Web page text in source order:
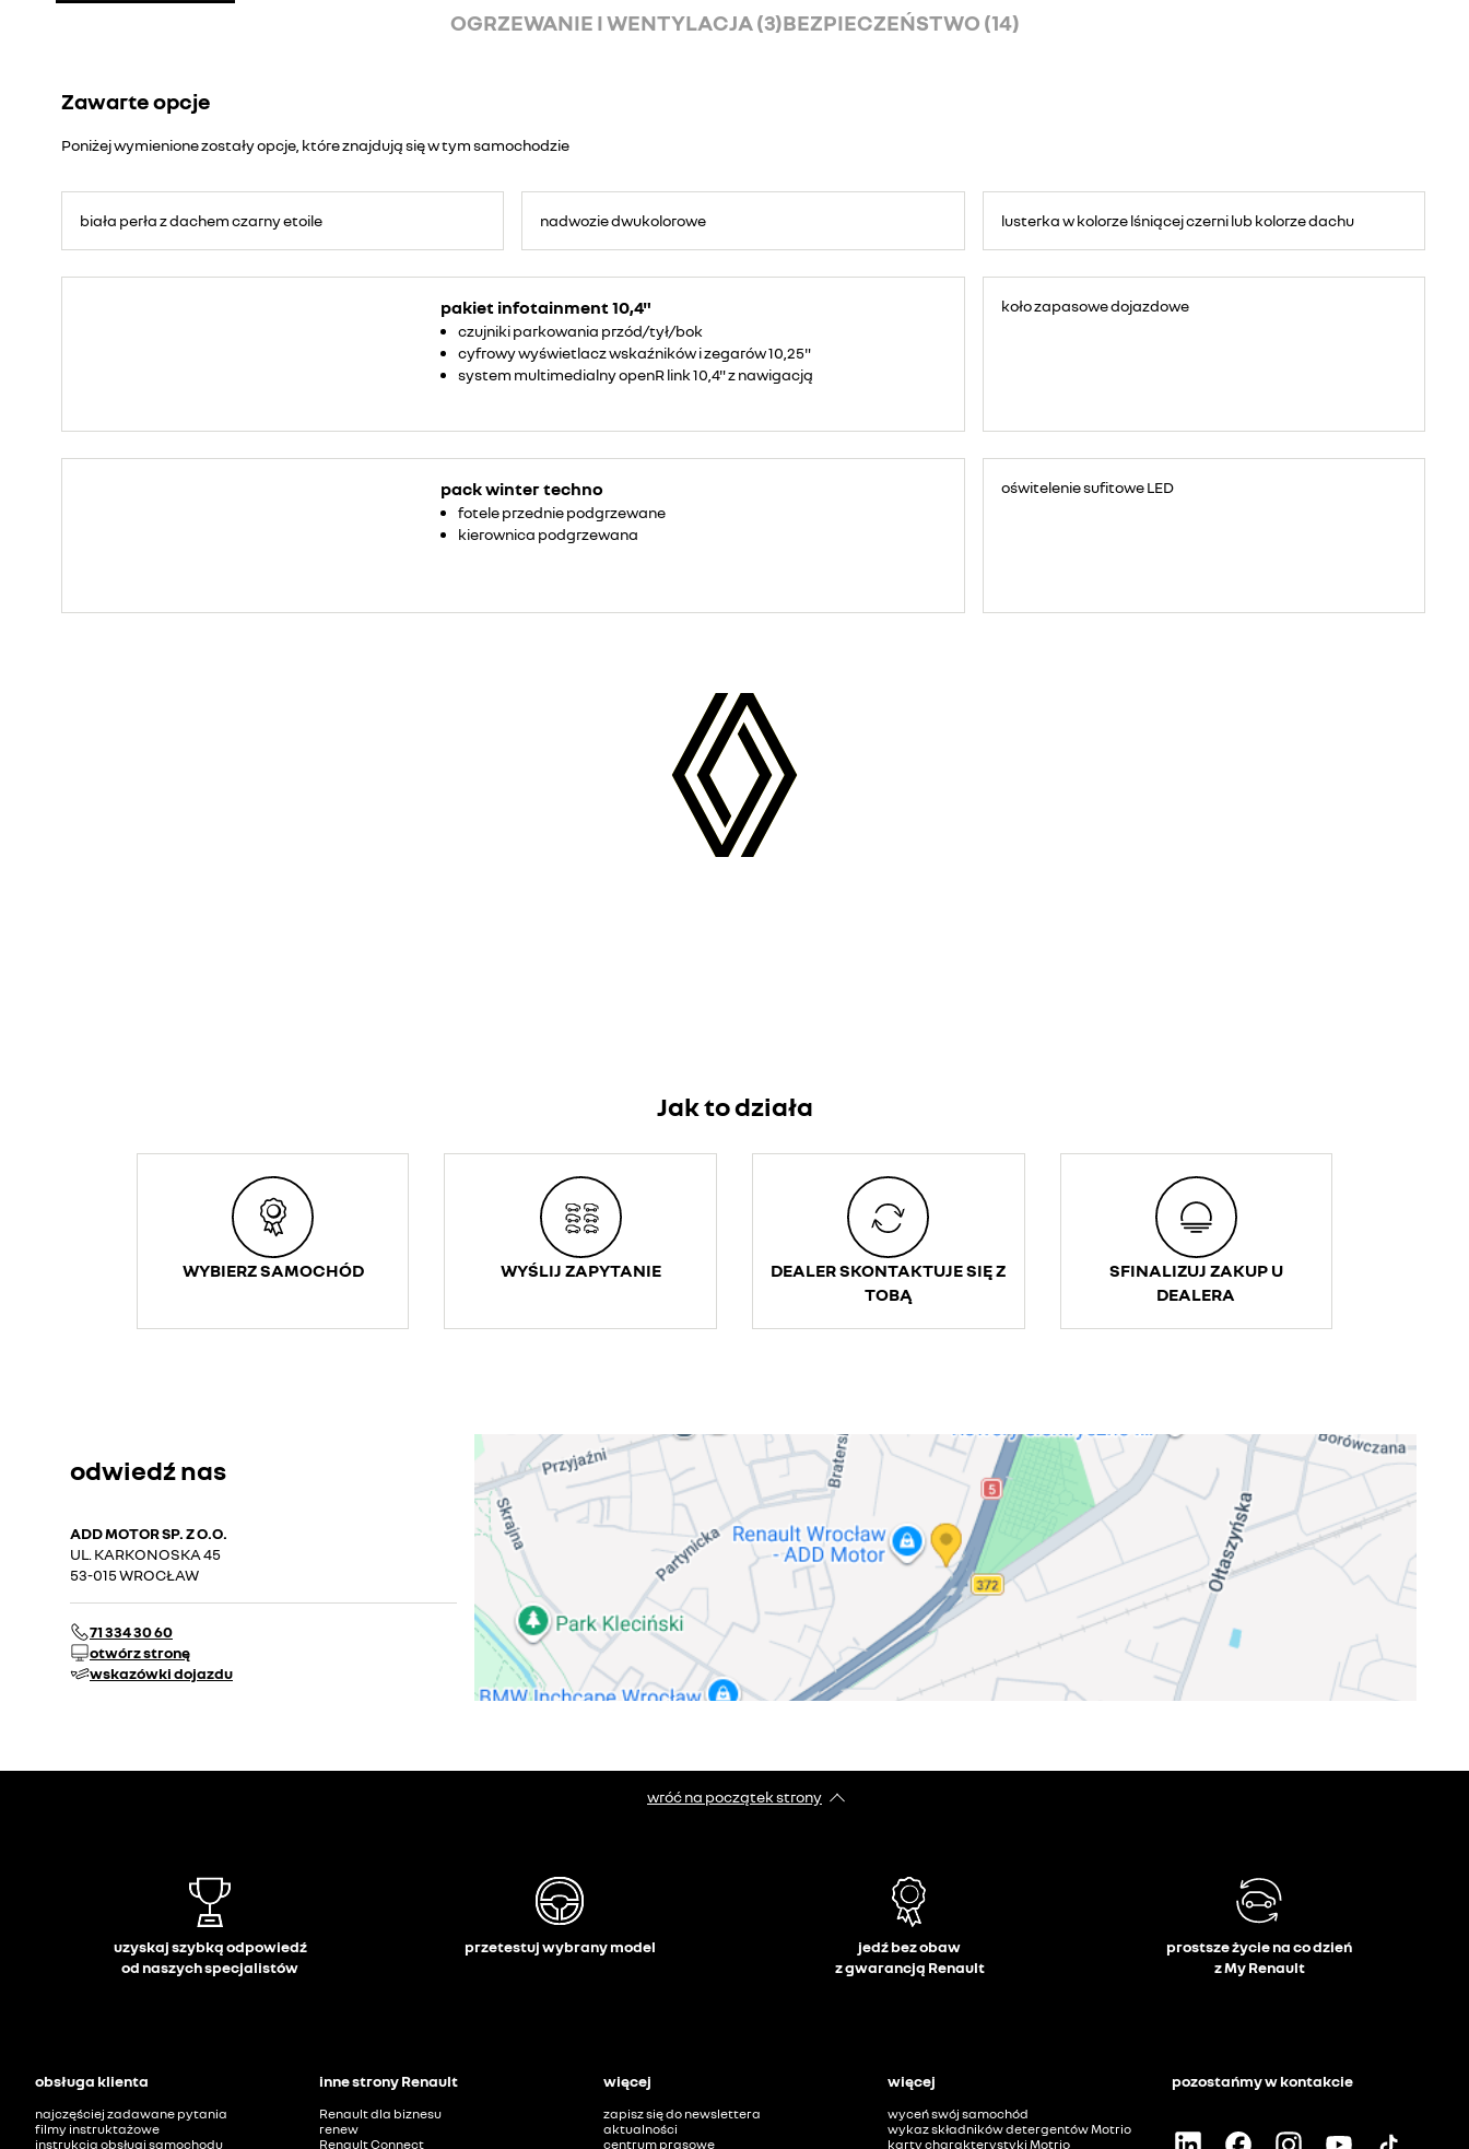
OGRZEWANIE I WENTYLACJA (3)BEZPIECZEŃSTWO (14)
Zawarte opcje
Poniżej wymienione zostały opcje, które znajdują się w tym samochodzie
biała perła z dachem czarny etoile nadwozie dwukolorowe lusterka w kolorze lśniącej czerni lub kolorze dachu
pakiet infotainment 10,4"
czujniki parkowania przód/tył/bok
cyfrowy wyświetlacz wskaźników i zegarów 10,25"
system multimedialny openR link 10,4" z nawigacją
koło zapasowe dojazdowe
pack winter techno
fotele przednie podgrzewane
kierownica podgrzewana
oświtelenie sufitowe LED
Jak to działa
WYBIERZ SAMOCHÓD WYŚLIJ ZAPYTANIE
DEALER SKONTAKTUJE SIĘ Z
TOBĄ
SFINALIZUJ ZAKUP U
DEALERA
odwiedź nas
ADD MOTOR SP. Z O.O.
UL. KARKONOSKA 45
53-015 WROCŁAW
71 334 30 60
otwórz stronę
wskazówki dojazdu
wróć na początek strony
uzyskaj szybką odpowiedź
od naszych specjalistów
przetestuj wybrany model
jedź bez obaw
z gwarancją Renault
prostsze życie na co dzień
z My Renault
obsługa klienta
najczęściej zadawane pytania
filmy instruktażowe
instrukcja obsługi samochodu
inne strony Renault
Renault dla biznesu
renew
Renault Connect
więcej
zapisz się do newslettera
aktualności
centrum prasowe
więcej
wyceń swój samochód
wykaz składników detergentów Motrio
karty charakterystyki Motrio
pozostańmy w kontakcie